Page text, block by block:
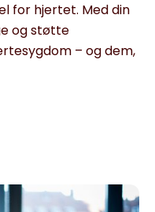
for hjertet. Med din
og støtte
– og dem,